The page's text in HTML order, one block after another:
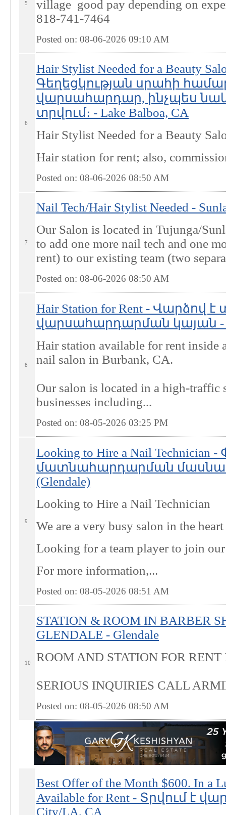
5
village good pay depending on
818-741-7464
Posted on: 08-06-2026 09:10 AM
6
Hair Stylist Needed for a Beauty
Գեղեցկության սրահի
վարսահարդար, ինչպես
տրվում։ - Lake Balboa, CA
Hair Stylist Needed for a Beauty
Hair station for rent; also,
Posted on: 08-06-2026 08:50 AM
7
Nail Tech/Hair Stylist Needed -
Our Salon is located in Tujunga/
to add one more nail tech and one
rent) to our existing team (two
Posted on: 08-06-2026 08:50 AM
8
Hair Station for Rent - Վարձով է
վարսահարդարման կայան -
Hair station available for rent inside
nail salon in Burbank, CA.
Our salon is located in a high-
businesses including...
Posted on: 08-05-2026 03:25 PM
9
Looking to Hire a Nail Technician
մատնահարդարման
(Glendale)
Looking to Hire a Nail Technician
We are a very busy salon in the
Looking for a team player to join our
For more information,...
Posted on: 08-05-2026 08:51 AM
10
STATION & ROOM IN BARBER
GLENDALE - Glendale
ROOM AND STATION FOR
SERIOUS INQUIRIES CALL
Posted on: 08-05-2026 08:50 AM
Best Offer of the Month $600. In a
Available for Rent - Տրվում է
City/LA, CA